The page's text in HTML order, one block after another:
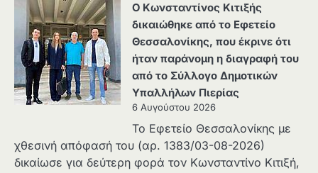
Ο Κωνσταντίνος Κιτιξής
δικαιώθηκε από το Εφετείο
Θεσσαλονίκης, που έκρινε ότι
ήταν παράνομη η διαγραφή του
από το Σύλλογο Δημοτικών
Υπαλλήλων Πιερίας
6 Αυγούστου 2026
Το Εφετείο Θεσσαλονίκης με
χθεσινή απόφασή του (αρ. 1383/03-08-2026)
δικαίωσε για δεύτερη φορά τον Κωνσταντίνο Κιτιξή,